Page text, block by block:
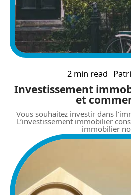
2 min read
Investissement
et
Vous souhaitez investir dans
L’investissement immobilier
immobilier